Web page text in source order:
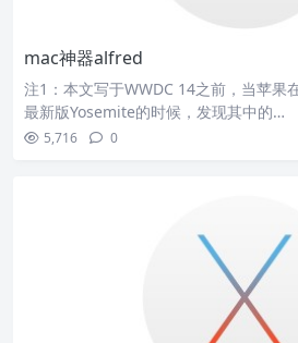
mac神器alfred
注1：本文写于WWDC 14之前，当苹果
最新版Yosemite的时候，发现其中的…
5,716 0